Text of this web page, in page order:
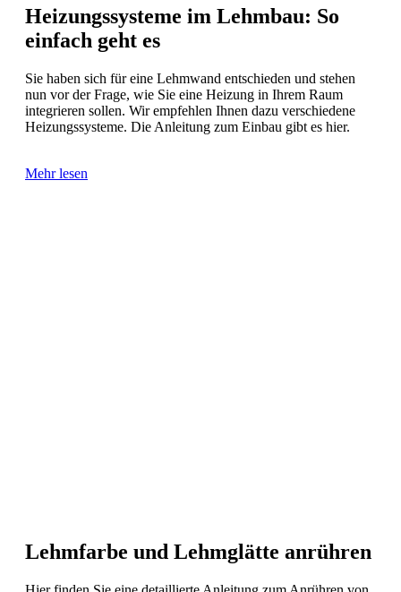
Heizungssysteme im Lehmbau: So
einfach geht es
Sie haben sich für eine Lehmwand entschieden und stehen
nun vor der Frage, wie Sie eine Heizung in Ihrem Raum
integrieren sollen. Wir empfehlen Ihnen dazu verschiedene
Heizungssysteme. Die Anleitung zum Einbau gibt es hier.
Mehr lesen
Lehmfarbe und Lehmglätte anrühren